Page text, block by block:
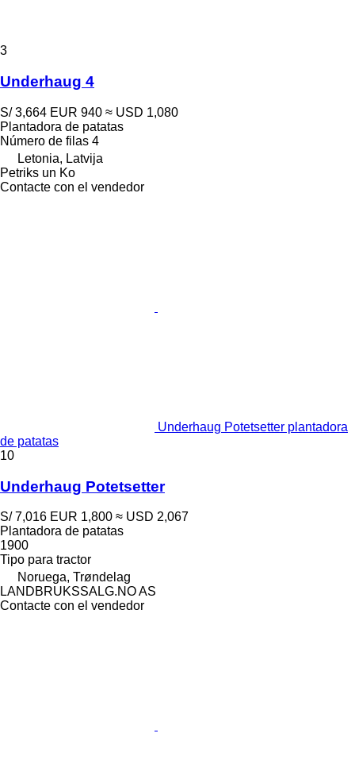
3
Underhaug 4
S/ 3,664 EUR 940 ≈ USD 1,080
Plantadora de patatas
Número de filas 4
Letonia, Latvija
Petriks un Ko
Contacte con el vendedor
Underhaug Potetsetter plantadora
de patatas
10
Underhaug Potetsetter
S/ 7,016 EUR 1,800 ≈ USD 2,067
Plantadora de patatas
1900
Tipo para tractor
Noruega, Trøndelag
LANDBRUKSSALG.NO AS
Contacte con el vendedor